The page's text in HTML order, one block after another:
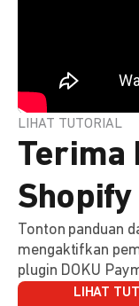
LIHAT TUTORIAL
Terima
Shopify
Tonton panduan
mengaktifkan
plugin DOKU
LIHAT